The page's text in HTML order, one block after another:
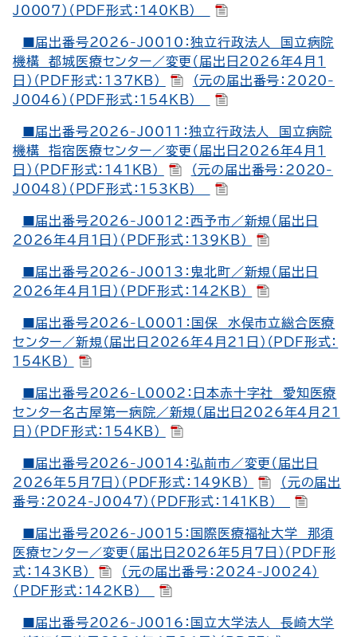
J0007）（PDF形式：140KB）
■届出番号2026-J0010：独立行政法人 国立病院
機構 都城医療センター／変更（届出日2026年4月1
日）（PDF形式：137KB）
（元の届出番号：2020-
J0046）（PDF形式：154KB）
■届出番号2026-J0011：独立行政法人 国立病院
機構 指宿医療センター／変更（届出日2026年4月1
日）（PDF形式：141KB）
（元の届出番号：2020-
J0048）（PDF形式：153KB）
■届出番号2026-J0012：西予市／新規（届出日
2026年4月1日）（PDF形式：139KB）
■届出番号2026-J0013：鬼北町／新規（届出日
2026年4月1日）（PDF形式：142KB）
■届出番号2026-L0001：国保 水俣市立総合医療
センター／新規（届出日2026年4月21日）（PDF形式：
154KB）
■届出番号2026-L0002：日本赤十字社 愛知医療
センター名古屋第一病院／新規（届出日2026年4月21
日）（PDF形式：154KB）
■届出番号2026-J0014：弘前市／変更（届出日
2026年5月7日）（PDF形式：149KB）
（元の届出
番号：2024-J0047）（PDF形式：141KB）
■届出番号2026-J0015：国際医療福祉大学 那須
医療センター／変更（届出日2026年5月7日）（PDF形
式：143KB）
（元の届出番号：2024-J0024）
（PDF形式：142KB）
■届出番号2026-J0016：国立大学法人 長崎大学